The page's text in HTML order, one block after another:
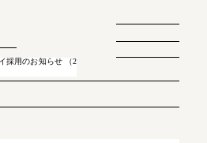
採用のお知らせ （2